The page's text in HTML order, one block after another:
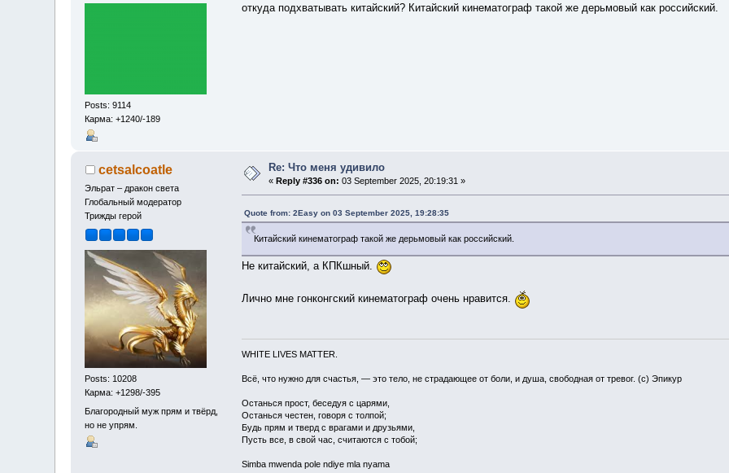
Posts: 9114
Карма: +1240/-189
откуда подхватывать китайский? Китайский кинематограф такой же дерьмовый как российский.
cetsalcoatle
Эльрат – дракон света
Глобальный модератор
Трижды герой
Posts: 10208
Карма: +1298/-395
Благородный муж прям и твёрд,
но не упрям.
Re: Что меня удивило
« Reply #336 on: 03 September 2025, 20:19:31 »
Quote from: 2Easy on 03 September 2025, 19:28:35
Китайский кинематограф такой же дерьмовый как российский.
Не китайский, а КПКшный.
Лично мне гонконгский кинематограф очень нравится.
WHITE LIVES MATTER.
Всё, что нужно для счастья, — это тело, не страдающее от боли, и душа, свободная от тревог. (с) Эпикур
Останься прост, беседуя с царями,
Останься честен, говоря с толпой;
Будь прям и тверд с врагами и друзьями,
Пусть все, в свой час, считаются с тобой;
Simba mwenda pole ndiye mla nyama